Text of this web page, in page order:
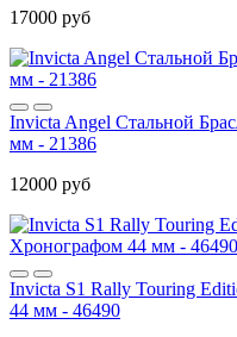
17000 руб
Invicta Angel Стальной
мм - 21386
12000 руб
Invicta S1 Rally Touring
44 мм - 46490